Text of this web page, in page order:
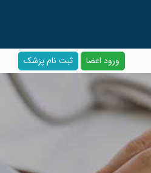
ورود اعضا ثبت نام پزشک